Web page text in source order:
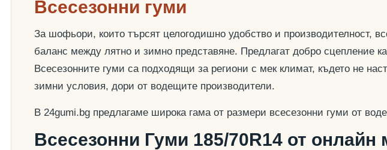
Всесезонни гуми
За шофьори, които търсят целогодишно удобство и производителност,
баланс между лятно и зимно представяне. Предлагат добро сцепление
Всесезонните гуми са подходящи за региони с мек климат, където не
зимни условия, дори от водещите производители.
В 24gumi.bg предлагаме широка гама от размери всесезонни гуми от
Всесезонни Гуми 185/70R14 от онлайн